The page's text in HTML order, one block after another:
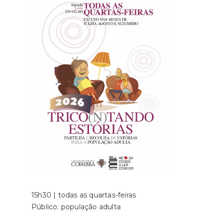
15h30 | todas as quartas-feiras
Público: população adulta